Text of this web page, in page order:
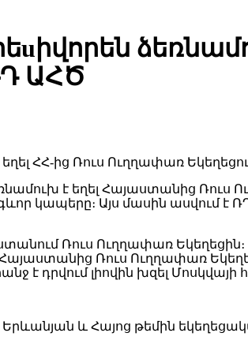
ԱՀԾ
է եղել Հայաստանից
կապերը։ Այս մասին ասվում է
Ռուս Ուղղափառ
Հայաստանից Ռուս Ուղղափառ
է դրվում լիովին խզել
և Հայոց թեմին